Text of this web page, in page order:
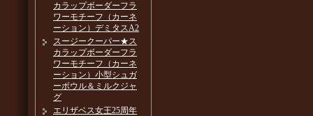
カラップボーダーフラ
ワーモチーフ（カーネ
ーション）デミタスA2
スージークーパー★ス
カラップボーダーフラ
ワーモチーフ（カーネ
ーション）小型シュガ
ーボウル＆ミルクジャ
グ
エリザベス女王25周年